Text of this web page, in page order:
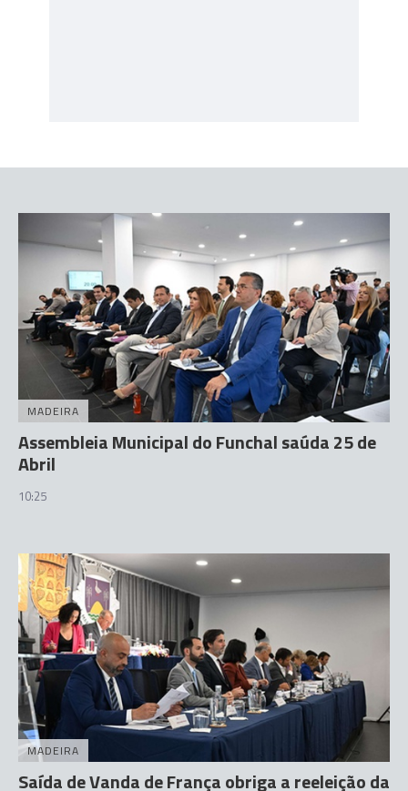
MADEIRA
Assembleia Municipal do Funchal saúda 25 de
Abril
10:25
MADEIRA
Saída de Vanda de França obriga a reeleição da